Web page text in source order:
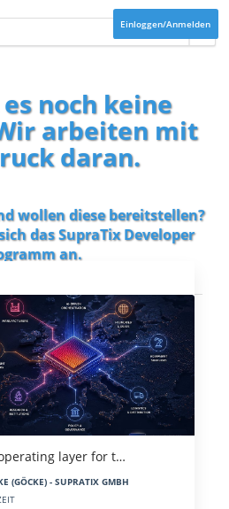
Einloggen/Anmelden
noch keine
arbeiten mit
daran.
wollen diese bereitstellen?
dasSupraTix Developer
an.
layer for t…
(GÖCKE) - SUPRATIX GMBH